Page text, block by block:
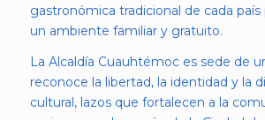
gastronómica tradicional de cada
un ambiente familiar y gratuito.
La Alcaldía Cuauhtémoc es sede de
reconoce la libertad, la identidad y la
cultural, lazos que fortalecen a la